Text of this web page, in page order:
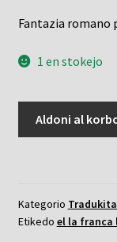
Fantazia romano
1 en stokejo
Aldoni al
Kategorio
Etikedo el la franca